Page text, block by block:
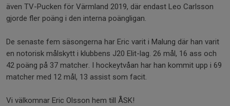
även TV-Pucken för Värmland 2019, där endast Leo Carlsson
gjorde fler poäng i den interna poängligan.
De senaste fem säsongerna har Eric varit i Malung där han varit
en notorisk målskytt i klubbens J20 Elit-lag. 26 mål, 16 ass och
42 poäng på 37 matcher. I hockeytvåan har han kommit upp i 69
matcher med 12 mål, 13 assist som facit.
Vi välkomnar Eric Olsson hem till ÅSK!